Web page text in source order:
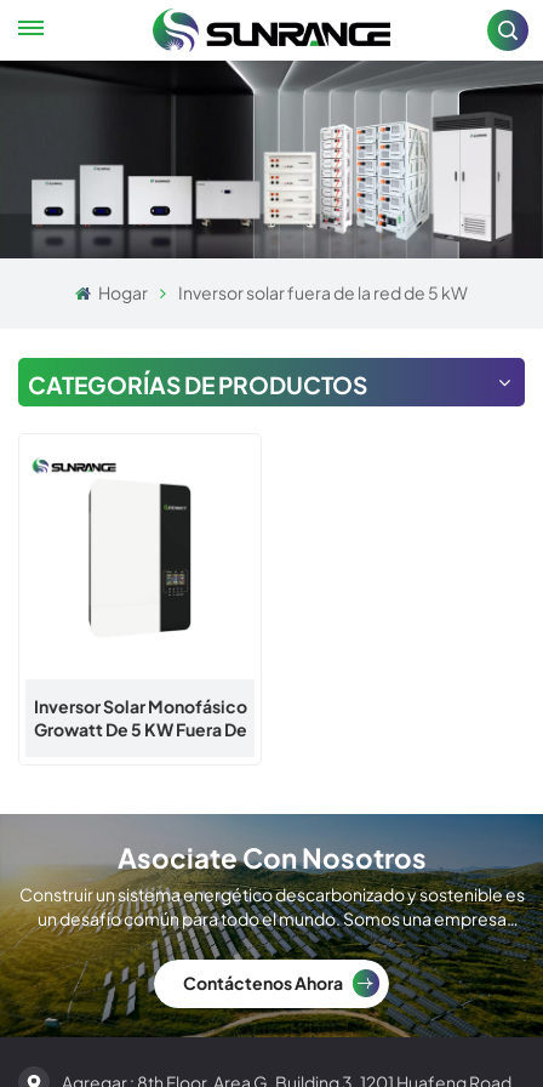
Hogar Inversor solar fuera de la red de 5 kW
CATEGORÍAS DE PRODUCTOS
Inversor Solar Monofásico
Growatt De 5 KW Fuera De
Asociate Con Nosotros
Construir un sistema energético descarbonizado y sostenible es
un desafío común para todo el mundo. Somos una empresa
global de fabricación de módulos solares.
Contáctenos Ahora
Agregar : 8th Floor, Area G, Building 3, 1201 Huafeng Road